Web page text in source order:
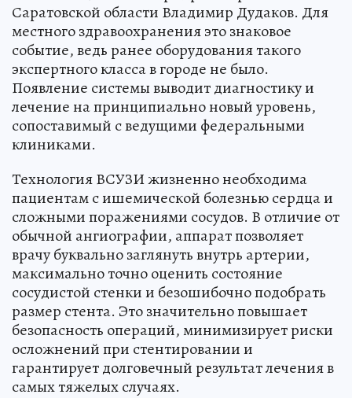
Саратовской области Владимир Дудаков. Для
местного здравоохранения это знаковое
событие, ведь ранее оборудования такого
экспертного класса в городе не было.
Появление системы выводит диагностику и
лечение на принципиально новый уровень,
сопоставимый с ведущими федеральными
клиниками.
Технология ВСУЗИ жизненно необходима
пациентам с ишемической болезнью сердца и
сложными поражениями сосудов. В отличие от
обычной ангиографии, аппарат позволяет
врачу буквально заглянуть внутрь артерии,
максимально точно оценить состояние
сосудистой стенки и безошибочно подобрать
размер стента. Это значительно повышает
безопасность операций, минимизирует риски
осложнений при стентировании и
гарантирует долговечный результат лечения в
самых тяжелых случаях.